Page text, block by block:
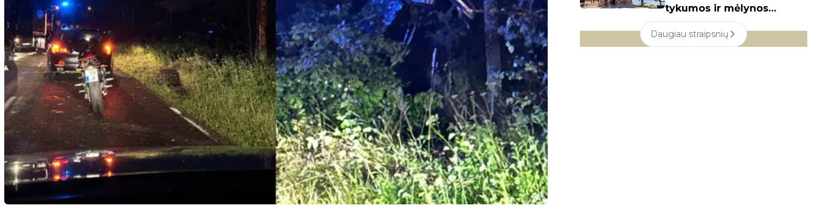
tykumos ir mėlynos
spalvos"
Daugiau straipsnių